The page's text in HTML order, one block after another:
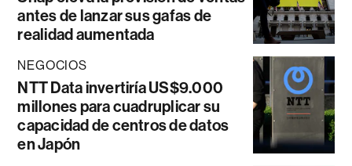
antes de lanzar sus gafas de
realidad aumentada
NEGOCIOS
NTT Data invertiría US$9.000
millones para cuadruplicar su
capacidad de centros de datos
en Japón